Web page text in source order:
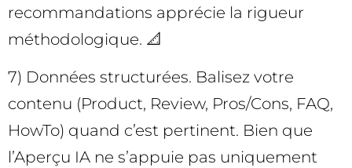
recommandations apprécie la rigueur
méthodologique. 📐
7) Données structurées. Balisez votre
contenu (Product, Review, Pros/Cons, FAQ,
HowTo) quand c’est pertinent. Bien que
l’Aperçu IA ne s’appuie pas uniquement